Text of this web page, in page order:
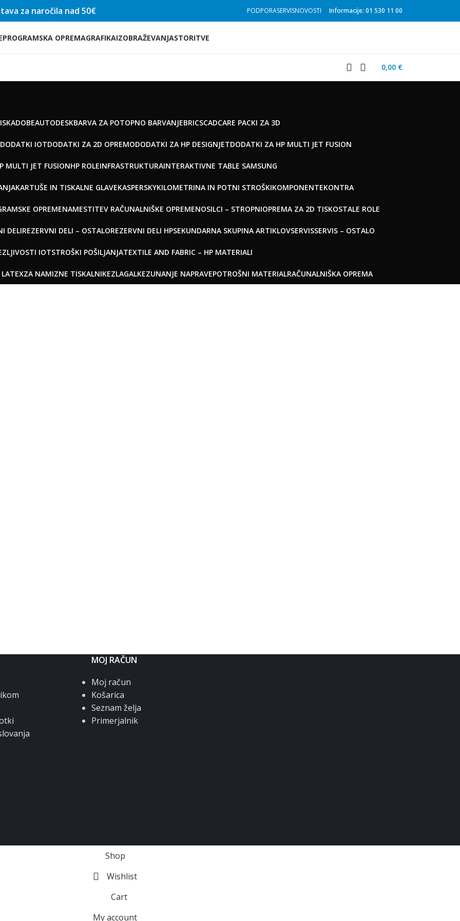
za naročila nad 50€ PODPORASERVISNOVOSTI Informacije: 01 530 11 00
PROGRAMSKA OPREMAGRAFIKAIZOBRAŽEVANJASTORITVE
0,00 €
ADOBEAUTODESKBARVA ZA POTOPNO BARVANJEBRICSCADCARE PACKI ZA 3D
DODATKI IOTDODATKI ZA 2D OPREMODODATKI ZA HP DESIGNJETDODATKI ZA HP MULTI JET FUSION
MULTI JET FUSIONHP ROLEINFRASTRUKTURAINTERAKTIVNE TABLE SAMSUNG
KARTUŠE IN TISKALNE GLAVEKASPERSKYKILOMETRINA IN POTNI STROŠKIKOMPONENTEKONTRA
OPREMENAMESTITEV RAČUNALNIŠKE OPREMENOSILCI – STROPNIOPREMA ZA 2D TISKOSTALE ROLE
DELIREZERVNI DELI – OSTALOREZERVNI DELI HPSEKUNDARNA SKUPINA ARTIKLOVSERVISSERVIS – OSTALO
IOTSTROŠKI POŠILJANJATEXTILE AND FABRIC – HP MATERIALI
ZA NAMIZNE TISKALNIKEZLAGALKEZUNANJE NAPRAVEPOTROŠNI MATERIALRAČUNALNIŠKA OPREMA
MOJ RAČUN
Moj račun
Košarica
Seznam želja
Primerjalnik
Shop
Wishlist
Cart
My account